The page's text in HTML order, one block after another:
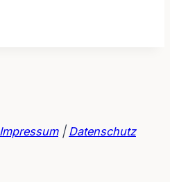
Impressum| Datenschutz